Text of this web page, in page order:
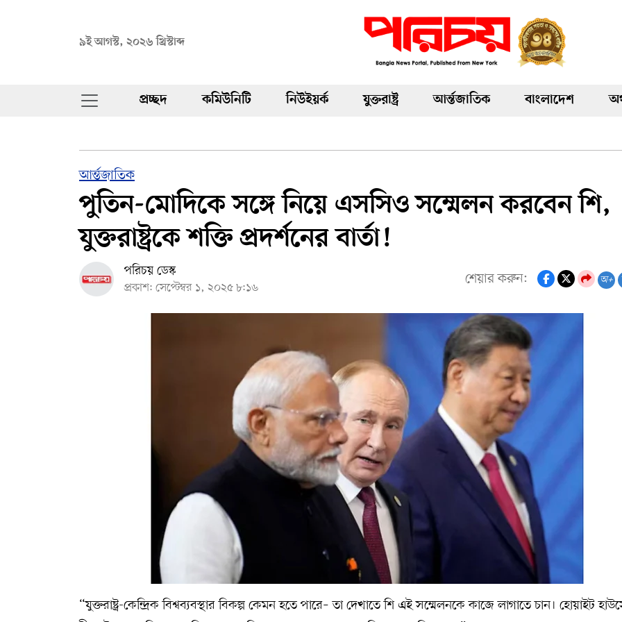
৯ই আগস্ট, ২০২৬ খ্রিস্টাব্দ
প্রচ্ছদ কমিউনিটি নিউইয়র্ক যুক্তরাষ্ট্র আর্ন্তজাতিক বাংলাদেশ
আর্ন্তজাতিক
পুতিন-মোদিকে সঙ্গে নিয়ে এসসিও সম্মেলন করবেন শি,
যুক্তরাষ্ট্রকে শক্তি প্রদর্শনের বার্তা!
পরিচয় ডেস্ক
প্রকাশ: সেপ্টেম্বর ১, ২০২৫ ৮:১৬ শেয়ার করুন: অ+
“যুক্তরাষ্ট্র-কেন্দ্রিক বিশ্বব্যবস্থার বিকল্প কেমন হতে পারে– তা দেখাতে শি এই সম্মেলনকে কাজে লাগাতে চান। হোয়াইট